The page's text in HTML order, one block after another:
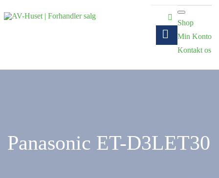
Shop
Min Konto
Kontakt os
Panasonic ET-D3LET30